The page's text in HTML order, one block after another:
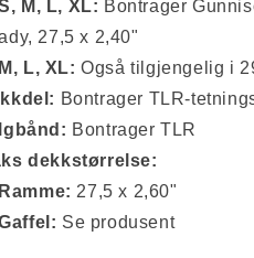
M, L, XL: Bontrager
27,5 x 2,40"
M, L, XL: Også tilgjengelig i
Bontrager TLR-
Bontrager TLR
dekkstørrelse:
Ramme: 27,5 x 2,60"
Se produsent